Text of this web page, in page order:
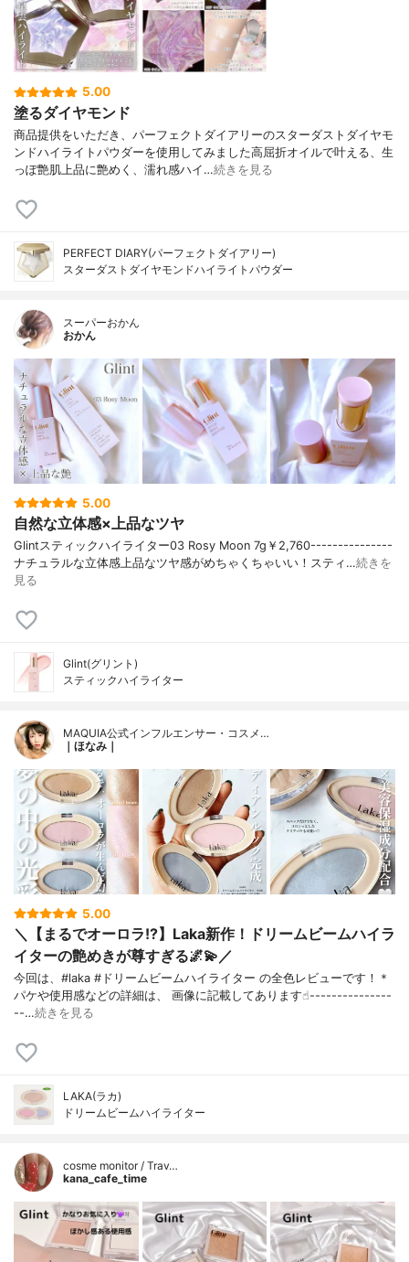
5.00
塗るダイヤモンド
商品提供をいただき、パーフェクトダイアリーのスターダストダイヤモ
ンドハイライトパウダーを使用してみました高屈折オイルで叶える、生
っぽ艶肌上品に艶めく、濡れ感ハイ…続きを見る
PERFECT DIARY(パーフェクトダイアリー)
スターダストダイヤモンドハイライトパウダー
スーパーおかん
おかん
5.00
自然な立体感×上品なツヤ
Glintスティックハイライター03 Rosy Moon 7g￥2,760---------------
ナチュラルな立体感上品なツヤ感がめちゃくちゃいい！スティ…続きを
見る
Glint(グリント)
スティックハイライター
MAQUIA公式インフルエンサー・コスメ…
｜ほなみ｜
5.00
＼【まるでオーロラ!?】Laka新作！ドリームビームハイラ
イターの艶めきが尊すぎる🌌💫／
今回は、#laka #ドリームビームハイライター の全色レビューです！＊
パケや使用感などの詳細は、 画像に記載してあります☝︎---------------
--…続きを見る
LAKA(ラカ)
ドリームビームハイライター
cosme monitor / Trav…
kana_cafe_time